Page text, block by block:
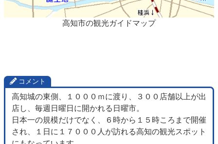
高知市の観光ガイドマップ
コメント
高知城の東側、１０００ｍに渡り、３００店舗以上が出
店し、毎週日曜日に開かれる日曜市。
日本一の規模だけでなく、６時から１５時ころまで開催
され、１日に１７０００人が訪れる高知の観光スポット